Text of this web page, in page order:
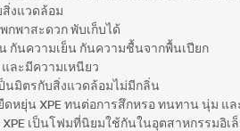
สิ่งแวดล้อม
พาสะดวก พับเก็บได้
นความเย็น กันความชื้นจากพื้นเปียก
ะมีความเหนียว
มิตรกับสิ่งแวดล้อมไม่มีกลิ่น
หยุ่น XPE ทนต่อการสึกหรอ ทนทาน นุ่ม แล
เป็นโฟมที่นิยมใช้กันในอุตสาหกรรมอิ